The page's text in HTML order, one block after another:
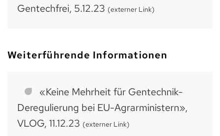
Gentechfrei, 5.12.23 (externer Link)
Weiterführende Informationen
«Keine Mehrheit für Gentechnik-
Deregulierung bei EU-Agrarministern»,
VLOG, 11.12.23 (externer Link)